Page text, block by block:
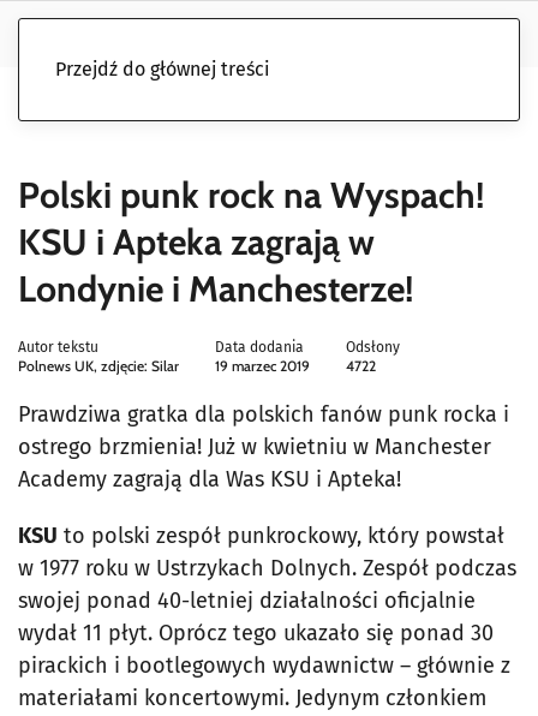
Przejdź do głównej treści
Polski punk rock na Wyspach!
KSU i Apteka zagrają w
Londynie i Manchesterze!
Autor tekstu
Polnews UK, zdjęcie: Silar
Data dodania
19 marzec 2019
Odsłony
4722
Prawdziwa gratka dla polskich fanów punk rocka i
ostrego brzmienia! Już w kwietniu w Manchester
Academy zagrają dla Was KSU i Apteka!
KSU to polski zespół punkrockowy, który powstał
w 1977 roku w Ustrzykach Dolnych. Zespół podczas
swojej ponad 40-letniej działalności oficjalnie
wydał 11 płyt. Oprócz tego ukazało się ponad 30
pirackich i bootlegowych wydawnictw – głównie z
materiałami koncertowymi. Jedynym członkiem